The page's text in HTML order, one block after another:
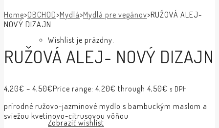
Wishlist je prázdny.
Zobraziť wishlist
Home>OBCHOD>Mydlá>Mydlá pre vegánov>RUŽOVÁ ALEJ-
NOVÝ DIZAJN
RUŽOVÁ ALEJ- NOVÝ DIZAJN
4,20€ – 4,50€Price range: 4,20€ through 4,50€ s DPH
prírodné ružovo-jazmínové mydlo s bambuckým maslom a
sviežou kvetinovo-citrusovou vôňou